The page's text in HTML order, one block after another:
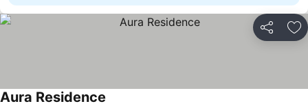
Delen
Aura Residence